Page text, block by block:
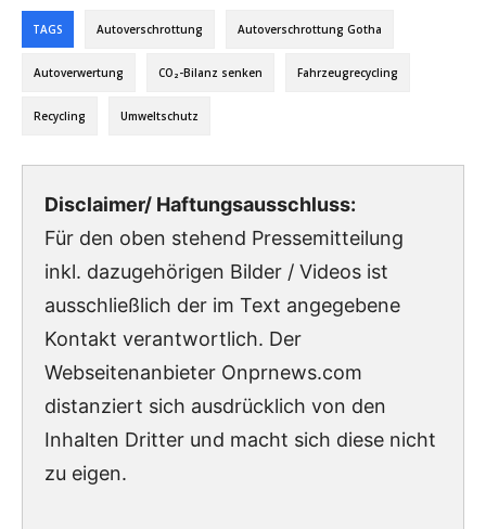
TAGS Autoverschrottung Autoverschrottung Gotha
Autoverwertung CO₂-Bilanz senken Fahrzeugrecycling
Recycling Umweltschutz
Disclaimer/ Haftungsausschluss:
Für den oben stehend Pressemitteilung
inkl. dazugehörigen Bilder / Videos ist
ausschließlich der im Text angegebene
Kontakt verantwortlich. Der
Webseitenanbieter Onprnews.com
distanziert sich ausdrücklich von den
Inhalten Dritter und macht sich diese nicht
zu eigen.